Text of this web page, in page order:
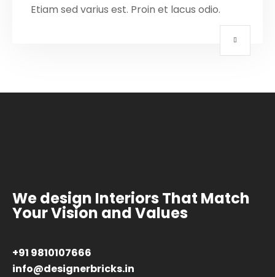
Etiam sed varius est. Proin et lacus odio.
We design Interiors That Match
Your Vision and Values
+91 9810107666
info@designerbricks.in